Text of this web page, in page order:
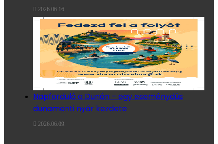
2026.06.16.
Napforduló a Dunán – egy eseménydús
dunamenti nyár kezdete
2026.06.09.